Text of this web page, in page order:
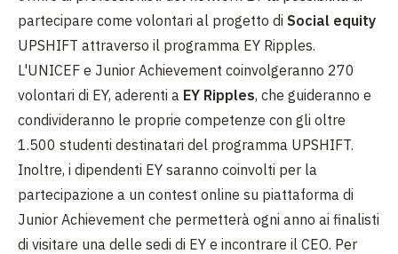
partecipare come volontari al progetto di Social equity
UPSHIFT attraverso il programma EY Ripples.
L'UNICEF e Junior Achievement coinvolgeranno 270
volontari di EY, aderenti a EY Ripples, che guideranno e
condivideranno le proprie competenze con gli oltre
1.500 studenti destinatari del programma UPSHIFT.
Inoltre, i dipendenti EY saranno coinvolti per la
partecipazione a un contest online su piattaforma di
Junior Achievement che permetterà ogni anno ai finalisti
di visitare una delle sedi di EY e incontrare il CEO. Per